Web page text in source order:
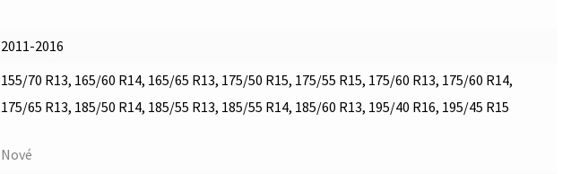
2011-2016
155/70 R13, 165/60 R14, 165/65 R13, 175/50 R15, 175/55 R15, 175/60 R13, 175/60 R14,
175/65 R13, 185/50 R14, 185/55 R13, 185/55 R14, 185/60 R13, 195/40 R16, 195/45 R15
Nové